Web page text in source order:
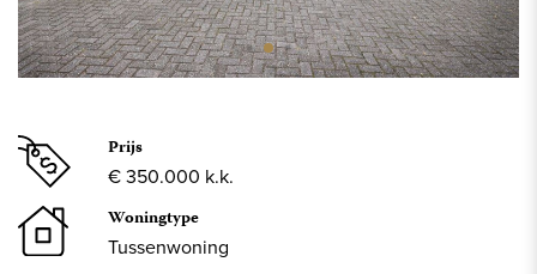
Prijs
€ 350.000 k.k.
Woningtype
Tussenwoning